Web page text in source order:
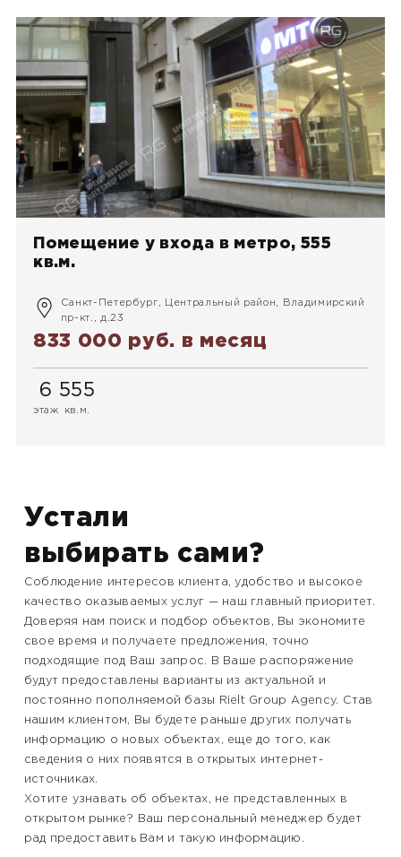
Помещение у входа в метро, 555
кв.м.
Санкт-Петербург, Центральный район, Владимирский
пр-кт., д.23
833 000 руб. в месяц
6
этаж
555
кв.м.
Устали
выбирать сами?
Соблюдение интересов клиента, удобство и высокое
качество оказываемых услуг — наш главный приоритет.
Доверяя нам поиск и подбор объектов, Вы экономите
свое время и получаете предложения, точно
подходящие под Ваш запрос. В Ваше распоряжение
будут предоставлены варианты из актуальной и
постоянно пополняемой базы Rielt Group Agency. Став
нашим клиентом, Вы будете раньше других получать
информацию о новых объектах, еще до того, как
сведения о них появятся в открытых интернет-
источниках.
Хотите узнавать об объектах, не представленных в
открытом рынке? Ваш персональный менеджер будет
рад предоставить Вам и такую информацию.